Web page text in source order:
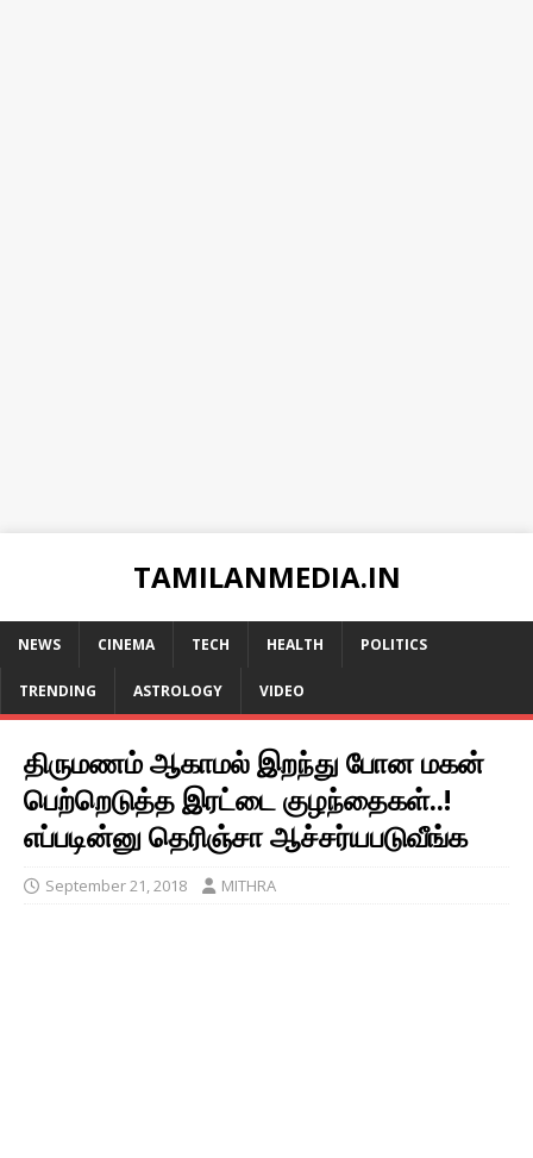
TAMILANMEDIA.IN
NEWS CINEMA TECH HEALTH POLITICS
TRENDING ASTROLOGY VIDEO
திருமணம் ஆகாமல் இறந்து போன மகன்
பெற்றெடுத்த இரட்டை குழந்தைகள்..!
எப்படின்னு தெரிஞ்சா ஆச்சர்யபடுவீங்க
September 21, 2018 MITHRA